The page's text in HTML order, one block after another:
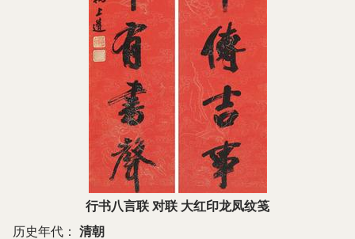
行书八言联 对联 大红印龙凤纹笺
历史年代：
清朝